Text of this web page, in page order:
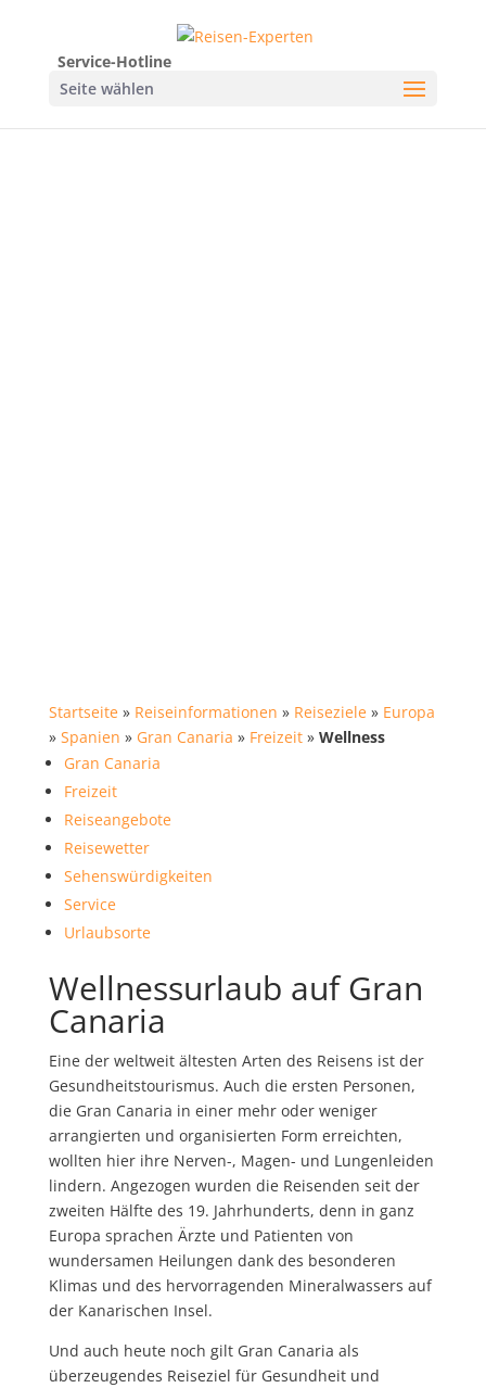
Service-Hotline
Seite wählen
Startseite» Reiseinformationen » Reiseziele» Europa
» Spanien » Gran Canaria » Freizeit» Wellness
Gran Canaria
Freizeit
Reiseangebote
Reisewetter
Sehenswürdigkeiten
Service
Urlaubsorte
Wellnessurlaub auf Gran
Canaria
Eine der weltweit ältesten Arten des Reisens ist der
Gesundheitstourismus. Auch die ersten Personen,
die Gran Canaria in einer mehr oder weniger
arrangierten und organisierten Form erreichten,
wollten hier ihre Nerven-, Magen- und Lungenleiden
lindern. Angezogen wurden die Reisenden seit der
zweiten Hälfte des 19. Jahrhunderts, denn in ganz
Europa sprachen Ärzte und Patienten von
wundersamen Heilungen dank des besonderen
Klimas und des hervorragenden Mineralwassers auf
der Kanarischen Insel.
Und auch heute noch gilt Gran Canaria als
überzeugendes Reiseziel für Gesundheit und